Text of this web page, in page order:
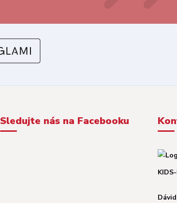
Sledujte nás na Facebooku